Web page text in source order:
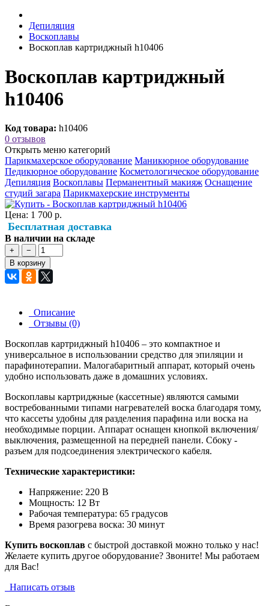
Депиляция
Воскоплавы
Воскоплав картриджный h10406
Воскоплав картриджный
h10406
Код товара: h10406
0 отзывов
Открыть меню категорий
Парикмахерское оборудование Маникюрное оборудование
Педикюрное оборудование Косметологическое оборудование
Депиляция Воскоплавы Перманентный макияж Оснащение
студий загара Парикмахерские инструменты
Цена: 1 700 р.
Бесплатная доставка
В наличии на складе
+
−
В корзину
Описание
Отзывы (0)
Воскоплав картриджный h10406 – это компактное и
универсальное в использовании средство для эпиляции и
парафинотерапии. Малогабаритный аппарат, который очень
удобно использовать даже в домашних условиях.
Воскоплавы картриджные (кассетные) являются самыми
востребованными типами нагревателей воска благодаря тому,
что кассеты удобны для разделения парафина или воска на
необходимые порции. Аппарат оснащен кнопкой включения/
выключения, размещенной на передней панели. Сбоку -
разъем для подсоединения электрического кабеля.
Технические характеристики:
Напряжение: 220 В
Мощность: 12 Вт
Рабочая температура: 65 градусов
Время разогрева воска: 30 минут
Купить воскоплав с быстрой доставкой можно только у нас!
Желаете купить другое оборудование? Звоните! Мы работаем
для Вас!
Написать отзыв